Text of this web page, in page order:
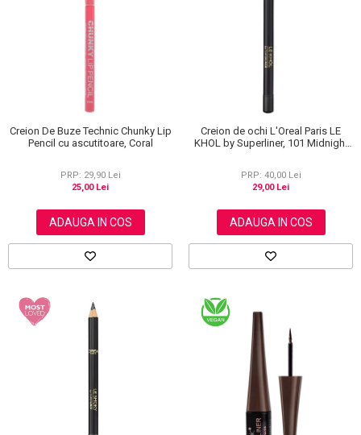
Creion De Buze Technic Chunky Lip
Pencil cu ascutitoare, Coral
PRP: 29,90 Lei
25,00 Lei
ADAUGA IN COS
Creion de ochi L'Oreal Paris LE
KHOL by Superliner, 101 Midnight
PRP: 40,00 Lei
29,00 Lei
ADAUGA IN COS